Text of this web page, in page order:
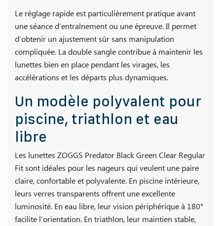
Le réglage rapide est particulièrement pratique avant
une séance d’entraînement ou une épreuve. Il permet
d’obtenir un ajustement sûr sans manipulation
compliquée. La double sangle contribue à maintenir les
lunettes bien en place pendant les virages, les
accélérations et les départs plus dynamiques.
Un modèle polyvalent pour
piscine, triathlon et eau
libre
Les lunettes ZOGGS Predator Black Green Clear Regular
Fit sont idéales pour les nageurs qui veulent une paire
claire, confortable et polyvalente. En piscine intérieure,
leurs verres transparents offrent une excellente
luminosité. En eau libre, leur vision périphérique à 180°
facilite l’orientation. En triathlon, leur maintien stable,